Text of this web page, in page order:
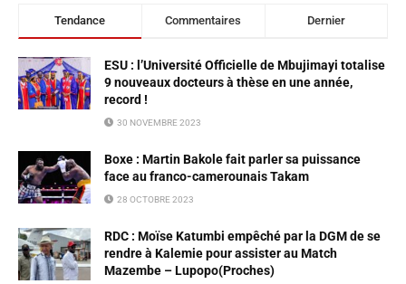
Tendance Commentaires Dernier
ESU : l’Université Officielle de Mbujimayi totalise
9 nouveaux docteurs à thèse en une année,
record !
30 NOVEMBRE 2023
Boxe : Martin Bakole fait parler sa puissance
face au franco-camerounais Takam
28 OCTOBRE 2023
RDC : Moïse Katumbi empêché par la DGM de se
rendre à Kalemie pour assister au Match
Mazembe – Lupopo(Proches)